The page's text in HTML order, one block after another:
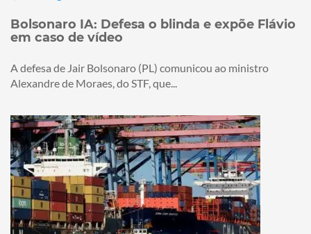
Bolsonaro IA: Defesa o blinda e expõe Flávio
em caso de vídeo
A defesa de Jair Bolsonaro (PL) comunicou ao ministro
Alexandre de Moraes, do STF, que...